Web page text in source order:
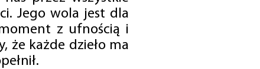
Jego wola jest dla
z ufnością i
że każde dzieło ma